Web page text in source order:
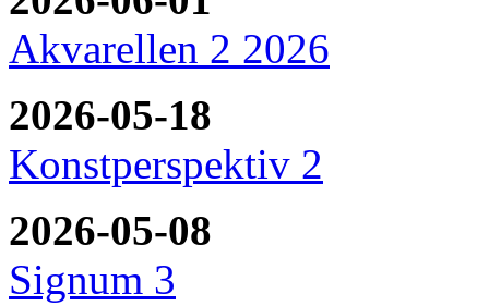
Akvarellen 2 2026
2026-05-18
Konstperspektiv 2
2026-05-08
Signum 3